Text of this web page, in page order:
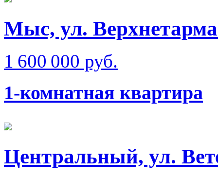
Мыс, ул.
1 600 000 руб.
1-комнатная квартира
Центральный, ул.